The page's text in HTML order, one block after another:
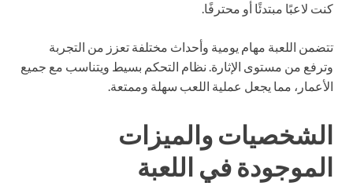
كنت لاعبًا مبتدئًا أو محترفًا.
تتضمن اللعبة مهام يومية وأحداث مختلفة تعزز من التجربة
وترفع من مستوى الإثارة. نظام التحكم بسيط ويتناسب مع جميع
الأعمار، مما يجعل عملية اللعب سهلة وممتعة.
الشخصيات والميزات
الموجودة في اللعبة